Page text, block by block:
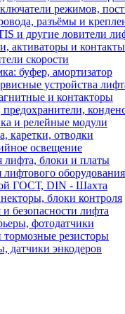
режимов,
разъёмы и
и другие ловители
активаторы и контакты
скорости
буфер, амортизатор
устройства
и контакторы
и релейные модули
каретки, отводки
освещение
лифта, блоки и платы
оборудования
ГОСТ, DIN - Шахта
блоки контроля
безопасности лифта
фотодатчики
резисторы
датчики энкодеров